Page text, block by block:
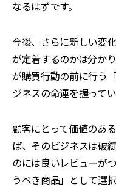
なるはずです。
今後、さらに新しい変
が定着するのかは分か
が購買行動の前に行う
ジネスの命運を握って
顧客にとって価値のあ
ば、そのビジネスは破
のには良いレビューが
うべき商品」として選